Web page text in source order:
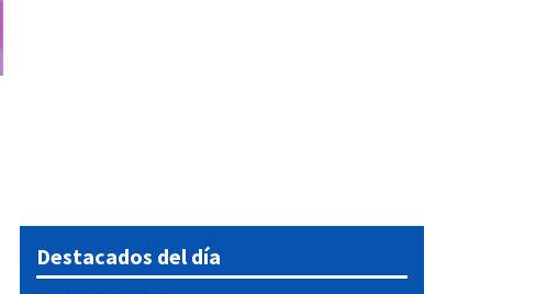
Destacados del día